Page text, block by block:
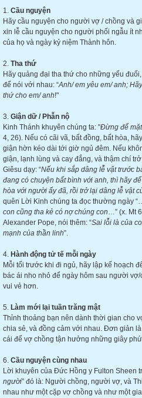
1. Cầu nguyện
Hãy cầu nguyện cho người vợ / chồng và
xin lễ cầu nguyện cho người phối ngẫu ít
của họ và ngày kỷ niệm Thành hôn.
2. Tha thứ
Hãy quảng đại tha thứ cho những yếu
để nói với nhau: “Anh/ em yêu em/ anh; Hãy
thứ cho em/ anh!"
3. Giận dữ / Phẫn nộ
Kinh Thánh khuyên chúng ta: "Đừng để
4, 26). Nếu có cãi vã, bất đồng, bất hòa,
giận hờn kéo dài tới giờ ngủ đêm. Nếu
giận, lạnh lùng và cay đắng, và thậm chí
Giêsu dạy: “Nếu khi sắp dâng lễ vật trước
đang có chuyện bất bình với anh, thì hãy
hòa với người ấy đã, rồi trở lại dâng lễ vật
quên Lời Kinh chúng ta đọc thường ngày
con cũng tha kẻ có nợchúng con…” (x. Mt
Alexander Pope, nói thêm: “Sai lỗi là của
mạnh của thần linh”.
4. Hành động tử tế mỗi ngày
Mỗi tối trước khi đi ngủ, hãy lập kế hoạch
bác ái nho nhỏ để ngày hôm sau người
vui vẻ hơn.
5. Làm mới lại tuần trăng mật
Thỉnh thoảng bạn nên dành thời gian cho
chia sẻ, và đồng cảm với nhau. Đơn giản
cái để vợ chồng tận hưởng những giây
6. Cầu nguyện cùng nhau
Lời khuyên của Đức Hồng y Fulton Sheen
người” đó là: Người chồng, người vợ, và
nhau như một cặp vợ chồng và như một